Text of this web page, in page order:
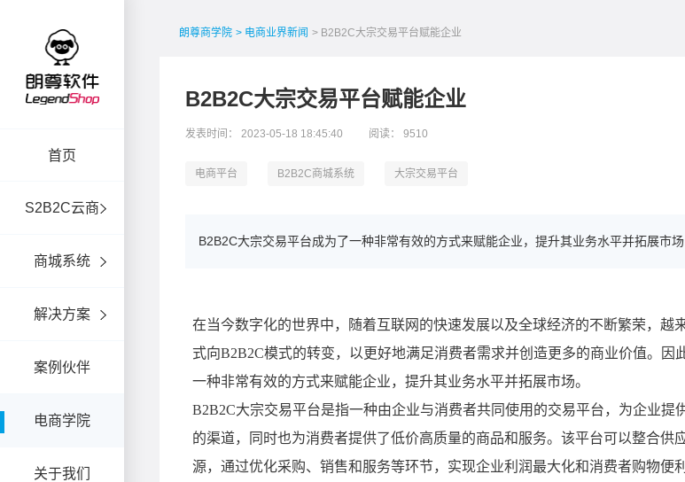
首页
S2B2C云商
商城系统
解决方案
案例伙伴
电商学院
关于我们
朗尊商学院 > 电商业界新闻 > B2B2C大宗交易平台赋能企业
B2B2C大宗交易平台赋能企业
发表时间： 2023-05-18 18:45:40 阅读： 9510
电商平台 B2B2C商城系统 大宗交易平台
B2B2C大宗交易平台成为了一种非常有效的方式来赋能企业，提升其业务水平并拓展市场